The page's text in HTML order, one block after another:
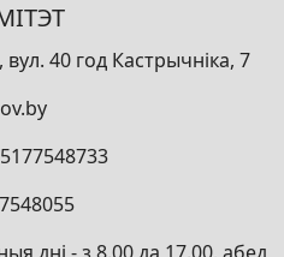
вул. 40 год Кастрычніка, 7